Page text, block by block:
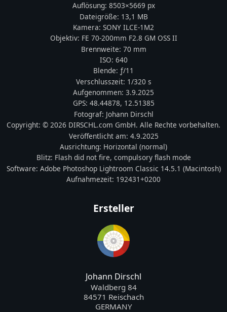
Auflösung: 8503×5669 px
Dateigröße: 13,1 MB
Kamera: SONY ILCE-1M2
Objektiv: FE 70-200mm F2.8 GM OSS II
Brennweite: 70 mm
ISO: 640
Blende: ƒ/11
Verschlusszeit: 1/320 s
Aufgenommen: 3.9.2025
GPS: 48.44878, 12.51385
Fotograf: Johann Dirschl
Copyright: © 2026 DIRSCHL.com GmbH. Alle Rechte vorbehalten.
Veröffentlicht am: 4.9.2025
Ausrichtung: Horizontal (normal)
Blitz: Flash did not fire, compulsory flash mode
Software: Adobe Photoshop Lightroom Classic 14.5.1 (Macintosh)
Aufnahmezeit: 192431+0200
Ersteller
Johann Dirschl
Waldberg 84
84571 Reischach
GERMANY